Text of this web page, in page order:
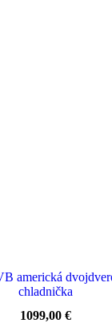
americká
chladnička
1099,00 €